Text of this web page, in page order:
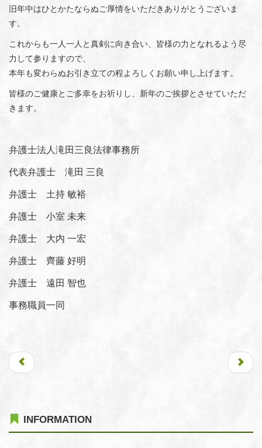
旧年中はひとかたならぬご厚情をいただきありがとうございま
す。
これからも一人一人と真剣に向き合い、皆様の力となれるよう尽
力して参りますので、
本年も変わらぬお引き立ての程よろしくお願い申し上げます。
皆様のご健康とご多幸をお祈りし、新年のご挨拶とさせていただ
きます。
弁護士法人滝田三良法律事務所
代表弁護士 滝田 三良
弁護士 土持 敏裕
弁護士 小室 未来
弁護士 大内 一宏
弁護士 齊藤 好明
弁護士 遠田 智也
事務職員一同
INFORMATION